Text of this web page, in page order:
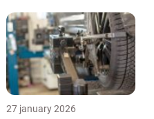
27 january 2026